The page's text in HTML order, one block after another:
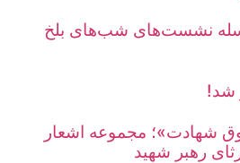
نشست‌های شب‌های بلخ
شد!
شهادت»؛ مجموعه اشعار
رهبر شهید